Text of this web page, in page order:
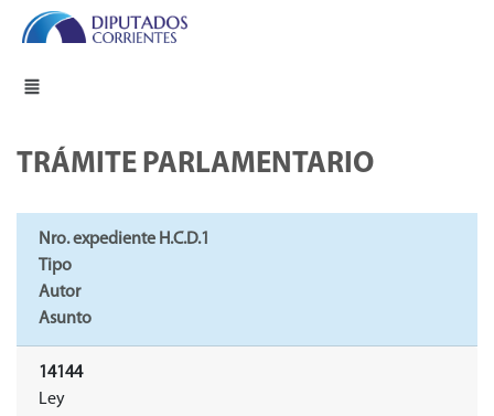
TRÁMITE PARLAMENTARIO
Nro. expediente H.C.D.1
Tipo
Autor
Asunto
14144
Ley